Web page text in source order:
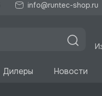
info@runtec-shop.ru
Дилеры Новости